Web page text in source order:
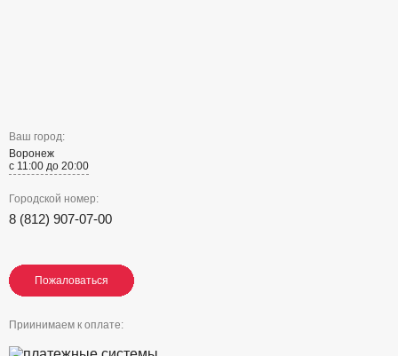
Ваш город:
Воронеж
с 11:00 до 20:00
Городской номер:
8 (812) 907-07-00
Пожаловаться
Пожаловаться
Пожаловаться
Приинимаем к оплате: